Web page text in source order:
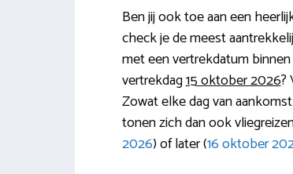
Ben jij ook toe aan een
check je de meest
met een vertrekdatum
vertrekdag15 oktober 2026?
Zowat elke dag van
tonen zich dan ook
2026) of later (16 oktober